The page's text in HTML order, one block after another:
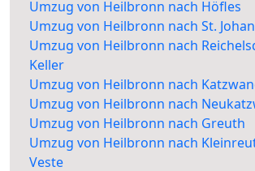
Umzug von Heilbronn nach Höfles
Umzug von Heilbronn nach St.
Umzug von Heilbronn nach
Keller
Umzug von Heilbronn nach
Umzug von Heilbronn nach
Umzug von Heilbronn nach Greuth
Umzug von Heilbronn nach
Veste